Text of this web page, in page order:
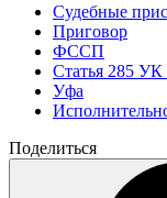
Судебные
Приговор
ФССП
Статья 285
Уфа
Поделиться